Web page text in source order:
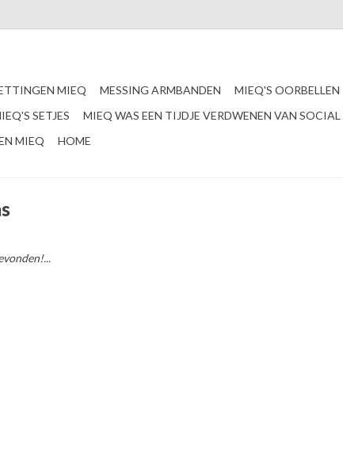
MIEQ MESSING ARMBANDEN MIEQ'S OORBELLEN
SETJES MIEQ WAS EEN TIJDJE VERDWENEN VAN
MIEQ
HOME